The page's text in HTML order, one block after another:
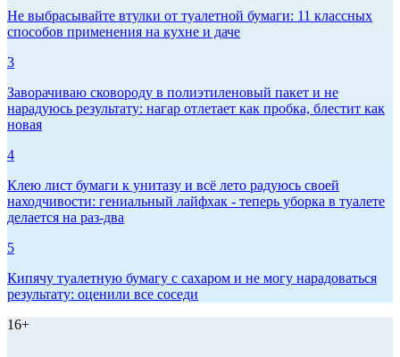
Не выбрасывайте втулки от туалетной бумаги: 11 классных
способов применения на кухне и даче
3
Заворачиваю сковороду в полиэтиленовый пакет и не
нарадуюсь результату: нагар отлетает как пробка, блестит как
новая
4
Клею лист бумаги к унитазу и всё лето радуюсь своей
находчивости: гениальный лайфхак - теперь уборка в туалете
делается на раз-два
5
Кипячу туалетную бумагу с сахаром и не могу нарадоваться
результату: оценили все соседи
16+